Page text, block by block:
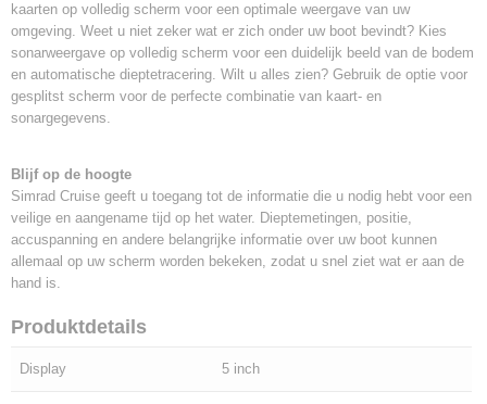
kaarten op volledig scherm voor een optimale weergave van uw
omgeving. Weet u niet zeker wat er zich onder uw boot bevindt? Kies
sonarweergave op volledig scherm voor een duidelijk beeld van de bodem
en automatische dieptetracering. Wilt u alles zien? Gebruik de optie voor
gesplitst scherm voor de perfecte combinatie van kaart- en
sonargegevens.
Blijf op de hoogte
Simrad Cruise geeft u toegang tot de informatie die u nodig hebt voor een
veilige en aangename tijd op het water. Dieptemetingen, positie,
accuspanning en andere belangrijke informatie over uw boot kunnen
allemaal op uw scherm worden bekeken, zodat u snel ziet wat er aan de
hand is.
Produktdetails
Display 5 inch